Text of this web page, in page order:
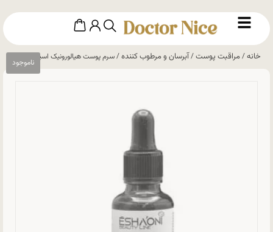
خانه/مراقبت پوست/آبرسان و مرطوب کننده/ سرم پوست هیالورونیک اسید اشااونی